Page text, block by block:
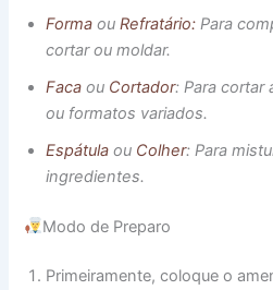
Forma ou Refratário: Para
cortar ou moldar.
Faca ou Cortador: Para cortar
ou formatos variados.
Espátula ou Colher: Para
ingredientes.
Modo de Preparo
Primeiramente, coloque o